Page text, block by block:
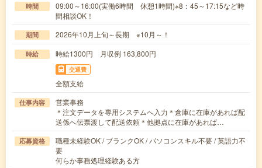
時間
09:00～16:00(実働6時間 休憩1時間)※8：45～17:15など時
間相談OK！
期間 2026年10月上旬～長期 ※10月～！
時給 時給1300円 月収例 163,800円
交通費
全額支給
仕事内容
営業事務
＊注文データを専用システムへ入力＊倉庫に在庫があれば配
送係へ伝票渡して配送依頼＊他拠点に在庫があれば…
応募資格
職種未経験OK / ブランクOK / パソコンスキル不要 / 英語力不
要
何らか事務処理経験ある方